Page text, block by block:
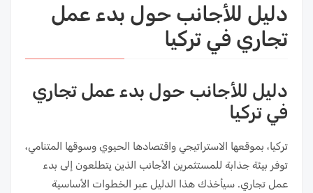
دليل للأجانب حول بدء عمل
تجاري في تركيا
دليل للأجانب حول بدء عمل تجاري
في تركيا
تركيا، بموقعها الاستراتيجي واقتصادها الحيوي وسوقها المتنامي،
توفر بيئة جذابة للمستثمرين الأجانب الذين يتطلعون إلى بدء
عمل تجاري. سيأخذك هذا الدليل عبر الخطوات الأساسية